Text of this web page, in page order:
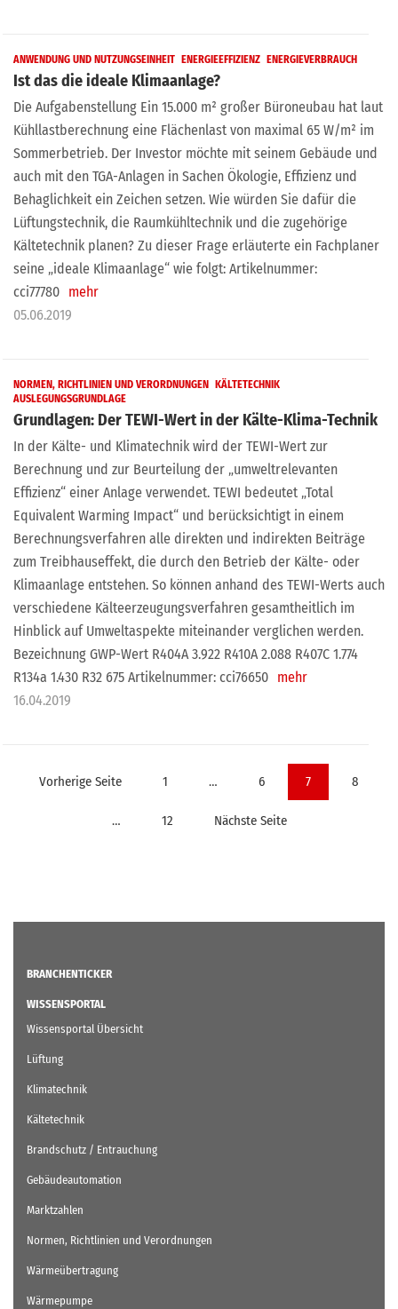
ANWENDUNG UND NUTZUNGSEINHEIT ENERGIEEFFIZIENZ ENERGIEVERBRAUCH
Ist das die ideale Klimaanlage?
Die Aufgabenstellung Ein 15.000 m² großer Büroneubau hat laut
Kühllastberechnung eine Flächenlast von maximal 65 W/m² im
Sommerbetrieb. Der Investor möchte mit seinem Gebäude und
auch mit den TGA-Anlagen in Sachen Ökologie, Effizienz und
Behaglichkeit ein Zeichen setzen. Wie würden Sie dafür die
Lüftungstechnik, die Raumkühltechnik und die zugehörige
Kältetechnik planen? Zu dieser Frage erläuterte ein Fachplaner
seine „ideale Klimaanlage“ wie folgt: Artikelnummer:
cci77780 mehr
05.06.2019
NORMEN, RICHTLINIEN UND VERORDNUNGEN
KÄLTETECHNIK
AUSLEGUNGSGRUNDLAGE
Grundlagen: Der TEWI-Wert in der Kälte-Klima-Technik
In der Kälte- und Klimatechnik wird der TEWI-Wert zur
Berechnung und zur Beurteilung der „umweltrelevanten
Effizienz“ einer Anlage verwendet. TEWI bedeutet „Total
Equivalent Warming Impact“ und berücksichtigt in einem
Berechnungsverfahren alle direkten und indirekten Beiträge
zum Treibhauseffekt, die durch den Betrieb der Kälte- oder
Klimaanlage entstehen. So können anhand des TEWI-Werts auch
verschiedene Kälteerzeugungsverfahren gesamtheitlich im
Hinblick auf Umweltaspekte miteinander verglichen werden.
Bezeichnung GWP-Wert R404A 3.922 R410A 2.088 R407C 1.774
R134a 1.430 R32 675 Artikelnummer: cci76650 mehr
16.04.2019
Seitennummerierung
Vorherige Seite 1 … 6 7 8
… 12 Nächste Seite
BRANCHENTICKER
WISSENSPORTAL
Wissensportal Übersicht
Lüftung
Klimatechnik
Kältetechnik
Brandschutz / Entrauchung
Gebäudeautomation
Marktzahlen
Normen, Richtlinien und Verordnungen
Wärmeübertragung
Wärmepumpe